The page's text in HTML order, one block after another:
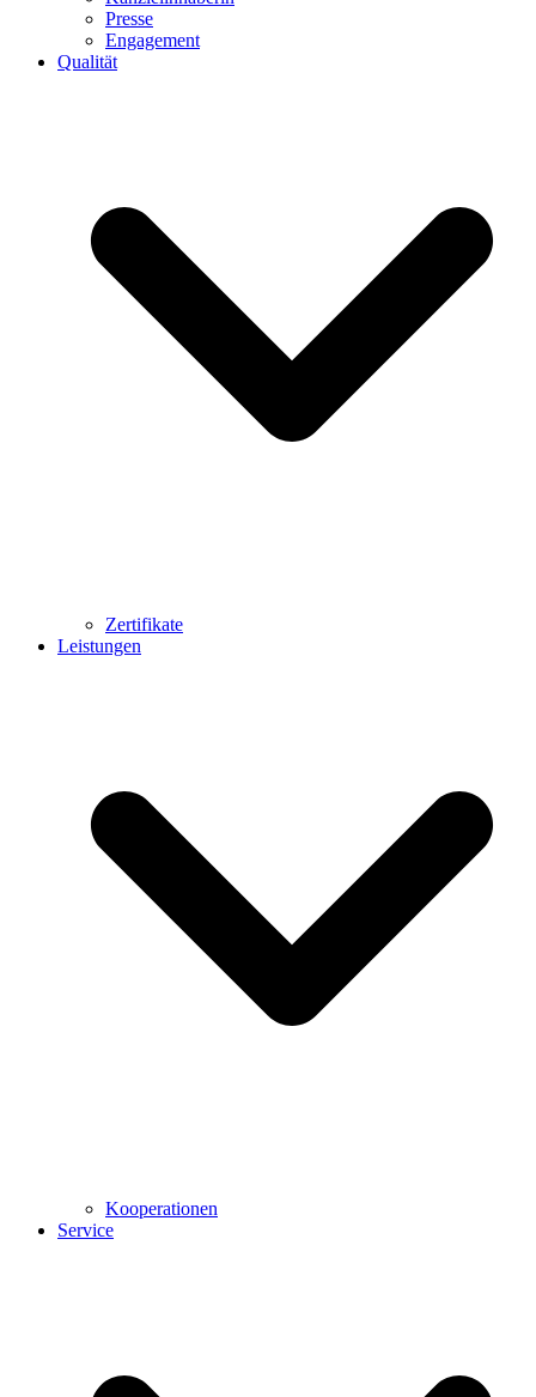
Presse
Engagement
Qualität
Zertifikate
Leistungen
Kooperationen
Service